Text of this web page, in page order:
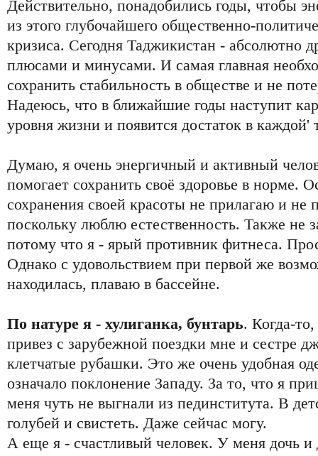
Действительно, понадобились годы, чтобы
из этого глубочайшего общественно-
кризиса. Сегодня Таджикистан - абсолютно
плюсами и минусами. И самая главная
сохранить стабильность в обществе и не
Надеюсь, что в ближайшие годы наступит
уровня жизни и появится достаток в каждой'
Думаю, я очень энергичный и активный
помогает сохранить своё здоровье в норме.
сохранения своей красоты не прилагаю и не
поскольку люблю естественность. Также не
потому что я - ярый противник фитнеса.
Однако с удовольствием при первой же
находилась, плаваю в бассейне.
По натуре я - хулиганка, бунтарь. Когда-
привез с зарубежной поездки мне и сестре
клетчатые рубашки. Это же очень удобная
означало поклонение Западу. За то, что я
меня чуть не выгнали из пединститута. В
голубей и свистеть. Даже сейчас могу.
А еще я - счастливый человек. У меня дочь и